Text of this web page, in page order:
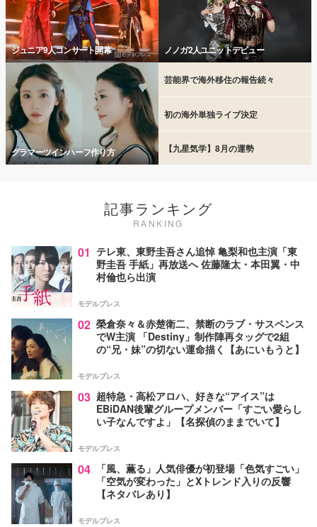
ジュニア9人コンサート開幕 ノノガ2人ユニットデビュー
グラマーツインハーフ作り方
芸能界で海外移住の報告続々
初の海外単独ライブ決定
【九星気学】8月の運勢
記事ランキング
RANKING
01 テレ東、東野圭吾さん追悼 亀梨和也主演「東
野圭吾 手紙」再放送へ 佐藤隆太・本田翼・中
村倫也ら出演
モデルプレス
02 榮倉奈々＆赤楚衛二、禁断のラブ・サスペンス
でW主演 「Destiny」制作陣再タッグで2組
の“兄・妹”の切ない運命描く【あにいもうと】
モデルプレス
03 超特急・高松アロハ、好きな“アイス”は
EBiDAN後輩グループメンバー「すごい愛らし
い子なんですよ」【名探偵のままでいて】
モデルプレス
04
「風、薫る」人気俳優が初登場「色気すごい」
「空気が変わった」とXトレンド入りの反響
【ネタバレあり】
モデルプレス